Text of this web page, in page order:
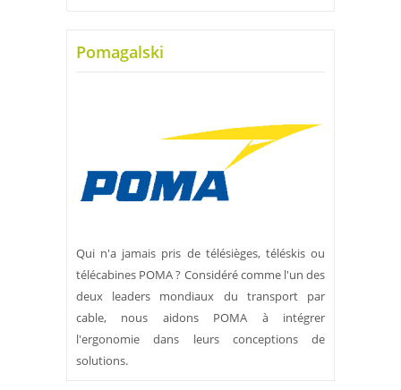
Pomagalski
Qui n'a jamais pris de télésièges, téléskis ou
télécabines POMA ? Considéré comme l'un des
deux leaders mondiaux du transport par
cable, nous aidons POMA à intégrer
l'ergonomie dans leurs conceptions de
solutions.